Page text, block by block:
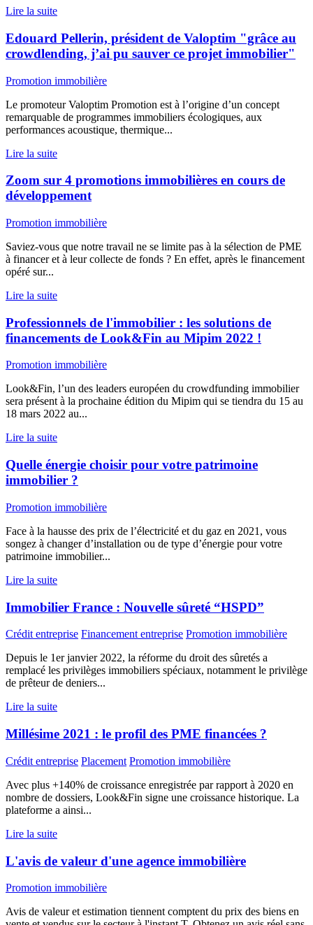
Lire la suite
Edouard Pellerin, président de Valoptim "grâce au
crowdlending, j’ai pu sauver ce projet immobilier"
Promotion immobilière
Le promoteur Valoptim Promotion est à l’origine d’un concept
remarquable de programmes immobiliers écologiques, aux
performances acoustique, thermique...
Lire la suite
Zoom sur 4 promotions immobilières en cours de
développement
Promotion immobilière
Saviez-vous que notre travail ne se limite pas à la sélection de PME
à financer et à leur collecte de fonds ? En effet, après le financement
opéré sur...
Lire la suite
Professionnels de l'immobilier : les solutions de
financements de Look&Fin au Mipim 2022 !
Promotion immobilière
Look&Fin, l’un des leaders européen du crowdfunding immobilier
sera présent à la prochaine édition du Mipim qui se tiendra du 15 au
18 mars 2022 au...
Lire la suite
Quelle énergie choisir pour votre patrimoine
immobilier ?
Promotion immobilière
Face à la hausse des prix de l’électricité et du gaz en 2021, vous
songez à changer d’installation ou de type d’énergie pour votre
patrimoine immobilier...
Lire la suite
Immobilier France : Nouvelle sûreté “HSPD”
Crédit entreprise Financement entreprise Promotion immobilière
Depuis le 1er janvier 2022, la réforme du droit des sûretés a
remplacé les privilèges immobiliers spéciaux, notamment le privilège
de prêteur de deniers...
Lire la suite
Millésime 2021 : le profil des PME financées ?
Crédit entreprise Placement Promotion immobilière
Avec plus +140% de croissance enregistrée par rapport à 2020 en
nombre de dossiers, Look&Fin signe une croissance historique. La
plateforme a ainsi...
Lire la suite
L'avis de valeur d'une agence immobilière
Promotion immobilière
Avis de valeur et estimation tiennent comptent du prix des biens en